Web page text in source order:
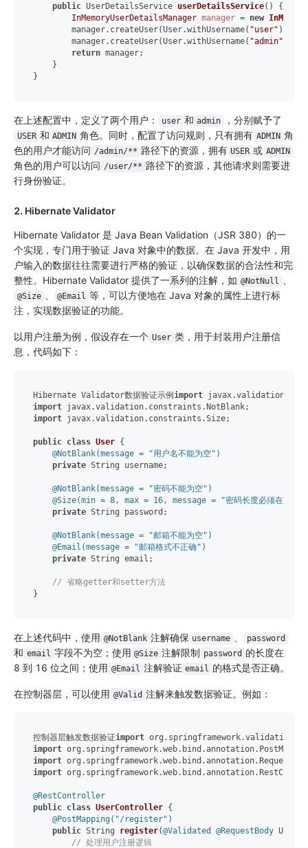
public UserDetailsService userDetailsService()
{
InMemoryUserDetailsManager manager = new
        manager.createUser(User.withUsername(
"user"
        manager.createUser(User.withUsername(
"admin"
return manager;
    }
在上述配置中，定义了两个用户： user 和 admin ，分别赋予了
USER 和 ADMIN 角色。同时，配置了访问规则，只有拥有 ADMIN 角
色的用户才能访问 /admin/** 路径下的资源，拥有 USER 或 ADMIN
角色的用户可以访问 /user/** 路径下的资源，其他请求则需要进
行身份验证。
2. Hibernate Validator
Hibernate Validator 是 Java Bean Validation（JSR 380）的一
个实现，专门用于验证 Java 对象中的数据。在 Java 开发中，用
户输入的数据往往需要进行严格的验证，以确保数据的合法性和完
整性。Hibernate Validator 提供了一系列的注解，如 @NotNull
@Size @Email 等，可以方便地在 Java 对象的属性上进行标
注，实现数据验证的功能。
以用户注册为例，假设存在一个 User 类，用于封装用户注册信
息，代码如下：
Hibernate Validator数据验证示例import
import
import javax.validation.constraints.Size;
public class User {
@NotBlank(message = "用户名不能为空")
private String username;
@NotBlank(message = "密码不能为空")
@Size(min = 8, max = 16, message = "密码长度必须在8到16
private String password;
@NotBlank(message = "邮箱不能为空")
@Email(message = "邮箱格式不正确")
private String email;
// 省略getter和setter方法
在上述代码中，使用 @NotBlank 注解确保 username password
和 email 字段不为空；使用 @Size 注解限制 password 的长度在
8 到 16 位之间；使用 @Email 注解验证 email 的格式是否正确。
在控制器层，可以使用 @Valid 注解来触发数据验证。例如：
控制器层触发数据验证import
import
import
import
@RestController
public class UserController {
@PostMapping("/register")
public String register(@Validated @RequestBody User
// 处理用户注册逻辑